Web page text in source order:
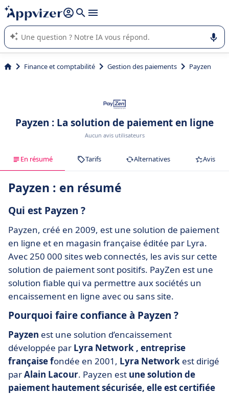
répondre (plusieurs lignes avec
L'IA de Appvizer vous guide dans l'utilisation ou la sélection de
logiciel SaaS en entreprise.
Finance et comptabilité Gestion des paiements Payzen
Payzen : La solution de paiement en ligne
Aucun avis utilisateurs
En résumé Tarifs Alternatives Avis
Payzen : en résumé
Qui est Payzen ?
Payzen, créé en 2009, est une solution de paiement
en ligne et en magasin française éditée par Lyra.
Avec 250 000 sites web connectés, les avis sur cette
solution de paiement sont positifs. PayZen est une
solution fiable qui va permettre aux sociétés un
encaissement en ligne avec ou sans site.
Pourquoi faire confiance à Payzen ?
Payzen est une solution d’encaissement
développée par Lyra Network , entreprise
française fondée en 2001, Lyra Network est dirigé
parAlain Lacour. Payzen est une solution de
paiement hautement sécurisée, elle est certifiée